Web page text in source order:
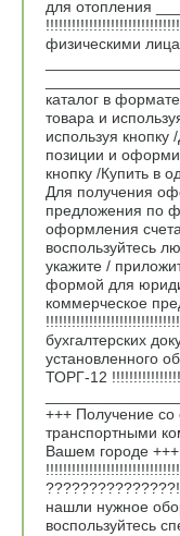
для отопления
физическими
каталог в
товара и
используя кнопку
позиции и
кнопку /Купить в
Для получения
предложения по
оформления
воспользуйтесь
укажите /
формой для
коммерческое
бухгалтерских
установленного
ТОРГ-12
+++ Получение со
транспортными
Вашем городе +++
нашли нужное
воспользуйтесь